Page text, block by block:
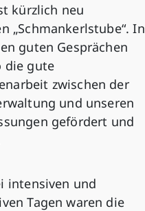
kürzlich neu
„Schmankerlstube“. In
guten Gesprächen
die gute
zwischen der
und unseren
gefördert und
intensiven und
Tagen waren die